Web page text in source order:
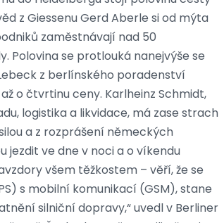
z Giessenu Gerd Aberle si od mýta
zaměstnávají nad 50
Polovina se protlouká nanejvýše se
z berlínského poradenství
o čtvrtinu ceny. Karlheinz Schmidt,
logistika a likvidace, má zase strach
a z rozprášení německých
jezdit ve dne v noci a o víkendu
všem těžkostem – věří, že se
s mobilní komunikací (GSM), stane
silniční dopravy,“ uvedl v Berliner